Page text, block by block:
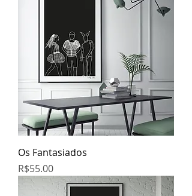
Os Fantasiados
Price
R$55.00